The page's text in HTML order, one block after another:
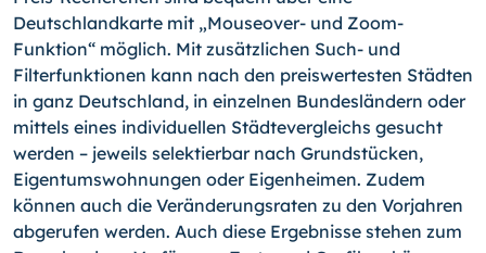
Deutschlandkarte mit „Mouseover- und Zoom-
Funktion“ möglich. Mit zusätzlichen Such- und
Filterfunktionen kann nach den preiswertesten Städten
in ganz Deutschland, in einzelnen Bundesländern oder
mittels eines individuellen Städtevergleichs gesucht
werden – jeweils selektierbar nach Grundstücken,
Eigentumswohnungen oder Eigenheimen. Zudem
können auch die Veränderungsraten zu den Vorjahren
abgerufen werden. Auch diese Ergebnisse stehen zum